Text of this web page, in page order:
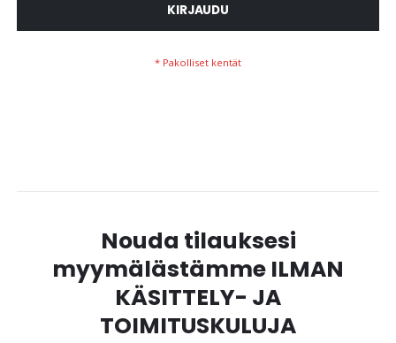
KIRJAUDU
Nouda tilauksesi
myymälästämme ILMAN
KÄSITTELY- JA
TOIMITUSKULUJA